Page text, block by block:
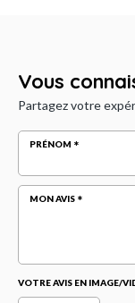
Vous
Partagez votre
PRÉNOM
MON AVIS
VOTRE AVIS EN IMAGE/